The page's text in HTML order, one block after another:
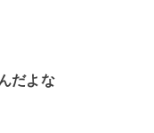
だよな